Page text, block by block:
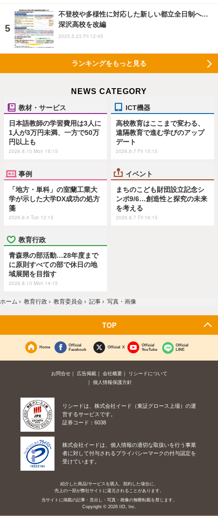
不登校や多様性に対応した新しい都立全日制へ…
深沢高校を改編
2025.5.23 Fri 12:45
ランキングをもっと見る
NEWS CATEGORY
教材・サービス
日本語教師の学習費用は3人に
1人が3万円未満、一方で50万
円以上も
2026.8.10 Mon 16:15
ICT機器
高校教育はここまで変わる、
遠隔教育で進む学びのアップ
デート
2026.8.7 Fri 15:15
事例
「地方・単科」の室蘭工業大
学が示した大学DX成功の処方
箋
2026.8.4 Tue 12:15
イベント
まちのこども財団設立記念シ
ンポ9/6…創造性と探究の未来
を考える
2026.8.7 Fri 16:15
教育行政
青森県の部活動…28年度まで
に原則すべての部で休日の地
域展開を目指す
2026.8.10 Mon 14:15
ホーム › 教育行政 › 教育委員会 › 記事 › 写真・画像
TOP
Home
Official
Facebook
Official X
Official
YouTube
Official
LINE
お問合せ 広告掲載 会社概要
リシードについて
個人情報保護方針
リシードは、株式会社イード（東証グロース上場）の運
営するサービスです。
証券コード：6038
株式会社イードは、個人情報の適切な取扱いを行う事業
者に対して付与されるプライバシーマークの付与認定を
受けています。
紹介した商品/サービスを購入、契約した場合に、
売上の一部が弊社サイトに還元されることがあります。
当サイトに掲載の記事・見出し・写真・画像の無断転載を禁じます。
Copyright © 2026 IID, Inc.